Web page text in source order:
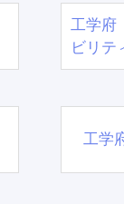
工学府
ビリテ
工学